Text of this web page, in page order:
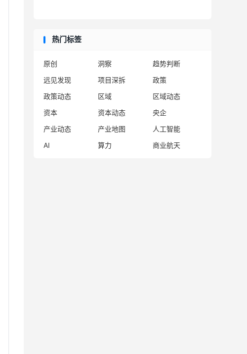
热门标签
原创 洞察
趋势判断
远见发现
项目深拆
政策
政策动态
区域
区域动态
资本
资本动态
央企
产业动态
产业地图
人工智能
AI
算力 商业航天